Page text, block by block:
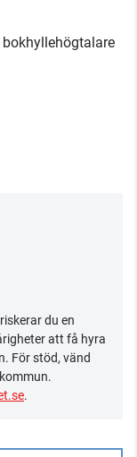
bokhyllehögtalare
du en
att få hyra
För stöd, vänd
.